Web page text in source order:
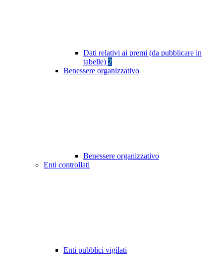
Dati relativi ai premi (da pubblicare in
tabelle) 2
Benessere organizzativo
Benessere organizzativo
Enti controllati
Enti pubblici vigilati